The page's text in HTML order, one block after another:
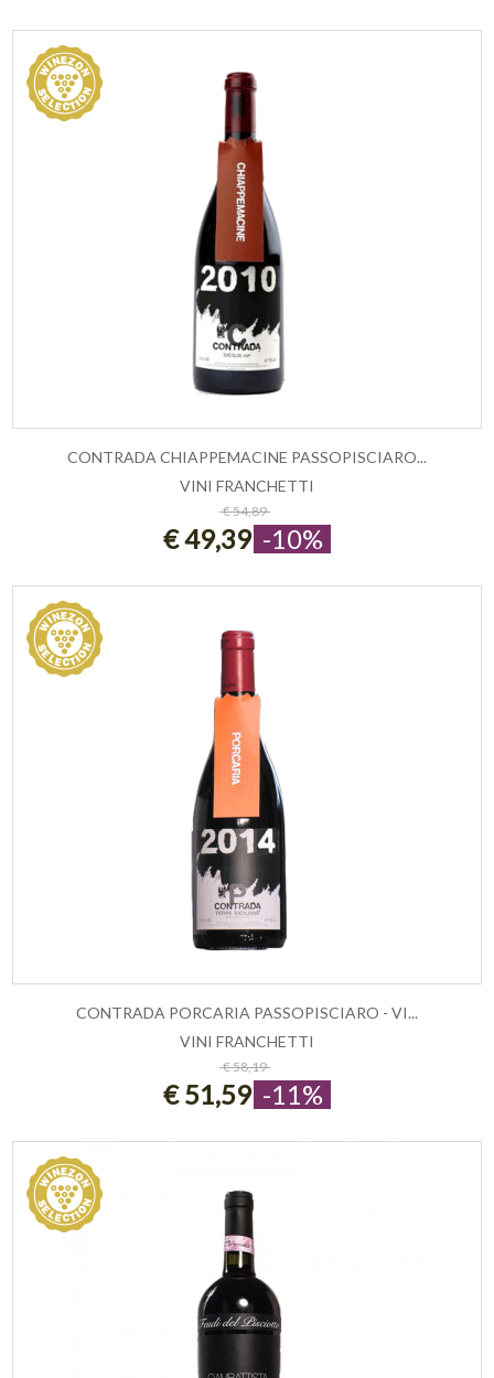
ESAURITO
CONTRADA CHIAPPEMACINE PASSOPISCIARO...
VINI FRANCHETTI
€ 54,89
€ 49,39 -10%
ESAURITO
CONTRADA PORCARIA PASSOPISCIARO - VI...
VINI FRANCHETTI
€ 58,19
€ 51,59 -11%